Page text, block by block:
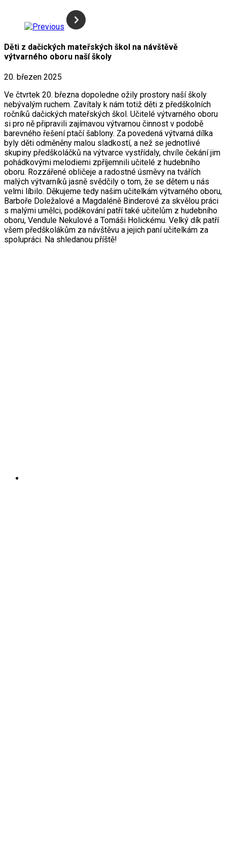
Děti z dačických mateřských škol na návštěvě
výtvarného oboru naší školy
20. březen 2025
Ve čtvrtek 20. března dopoledne ožily prostory naší školy
nebývalým ruchem. Zavítaly k nám totiž děti z předškolních
ročníků dačických mateřských škol. Učitelé výtvarného oboru
si pro ně připravili zajímavou výtvarnou činnost v podobě
barevného řešení ptačí šablony. Za povedená výtvarná dílka
byly děti odměněny malou sladkostí, a než se jednotlivé
skupiny předškoláčků na výtvarce vystřídaly, chvíle čekání jim
pohádkovými melodiemi zpříjemnili učitelé z hudebního
oboru. Rozzářené obličeje a radostné úsměvy na tvářích
malých výtvarníků jasně svědčily o tom, že se dětem u nás
velmi líbilo. Děkujeme tedy našim učitelkám výtvarného oboru,
Barboře Doležalové a Magdaléně Binderové za skvělou práci
s malými umělci, poděkování patří také učitelům z hudebního
oboru, Vendule Nekulové a Tomáši Holickému. Velký dík patří
všem předškolákům za návštěvu a jejich paní učitelkám za
spolupráci. Na shledanou příště!